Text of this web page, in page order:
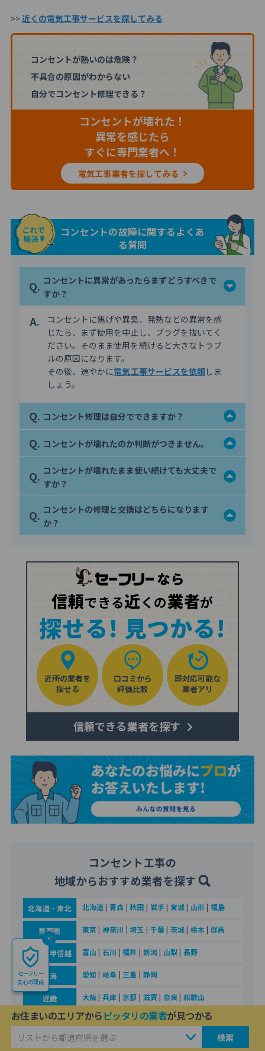
>>近くの電気工事サービスを探してみる
コンセントが熱いのは危険？
不具合の原因がわからない
自分でコンセント修理できる？
コンセントが壊れた！
異常を感じたら
すぐに専門業者へ！
電気工事業者を探してみる
コンセントの故障に関するよくあ
る質問
Q. コンセントに異常があったらまずどうすべきで
すか？
A.
コンセントに焦げや異臭、発熱などの異常を感
じたら、まず使用を中止し、プラグを抜いてく
ださい。そのまま使用を続けると大きなトラブ
ルの原因になります。
その後、速やかに電気工事サービスを依頼しま
しょう。
Q. コンセント修理は自分でできますか？
Q. コンセントが壊れたのか判断がつきません。
Q. コンセントが壊れたまま使い続けても大丈夫で
すか？
Q. コンセントの修理と交換はどちらになります
か？
信頼できる近くの業者が
探せる! 見つかる!
近所の業者を
探せる
口コミから
評価比較
即対応可能な
業者アリ
信頼できる業者を探す
コンセント工事の
地域からおすすめ業者を探す
北海道・東北 北海道|青森 |秋田 | 岩手| 宮城| 山形|福島
首都圏 東京 |神奈川 |埼玉 | 千葉| 茨城| 栃木|群馬
北陸・甲信越 富山 |石川 |福井 | 新潟| 山梨 | 長野
東海 愛知 |岐阜 | 三重 | 静岡
近畿 大阪|兵庫 |京都 | 滋賀 | 奈良| 和歌山
中国・四国 広島| 鳥取|島根|岡山|山口|徳島|香川
九州・沖縄 福岡|佐賀 宮崎 鹿児島|沖縄
お住まいのエリアからピッタリの業者が見つかる
検索
セーフリー
安心の理由